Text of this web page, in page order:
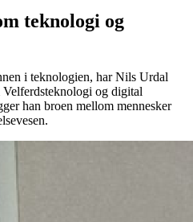
teknologi og
i teknologien, har Nils Urdal
og digital
han broen mellom mennesker